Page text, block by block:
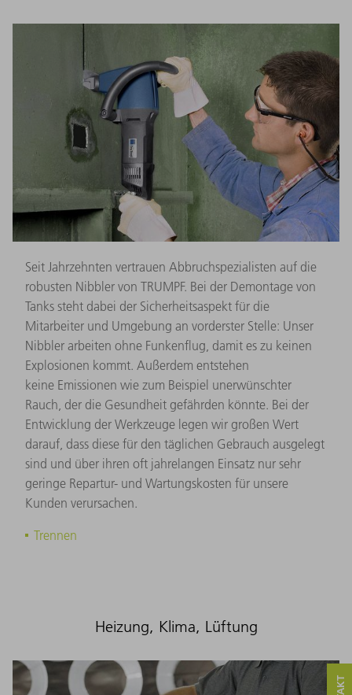
Seit Jahrzehnten vertrauen Abbruchspezialisten auf die
robusten Nibbler von TRUMPF. Bei der Demontage von
Tanks steht dabei der Sicherheitsaspekt für die
Mitarbeiter und Umgebung an vorderster Stelle: Unser
Nibbler arbeiten ohne Funkenflug, damit es zu keinen
Explosionen kommt. Außerdem entstehen
keine Emissionen wie zum Beispiel unerwünschter
Rauch, der die Gesundheit gefährden könnte. Bei der
Entwicklung der Werkzeuge legen wir großen Wert
darauf, dass diese für den täglichen Gebrauch ausgelegt
sind und über ihren oft jahrelangen Einsatz nur sehr
geringe Repartur- und Wartungskosten für unsere
Kunden verursachen.
Trennen
Heizung, Klima, Lüftung